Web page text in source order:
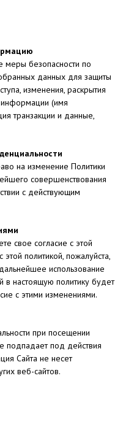
меры безопасности по
данных для защиты
изменения, раскрытия
(имя
транзакции и данные,
на изменение Политики
совершенствования
с действующим
свое согласие с этой
политикой, пожалуйста,
использование
в настоящую политику будет
с этими изменениями.
при посещении
подпадает под действия
Сайта не несет
веб-сайтов.